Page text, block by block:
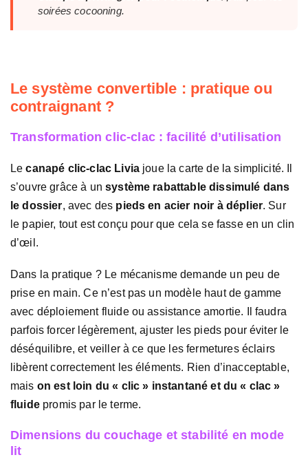
soirées cocooning.
Le système convertible : pratique ou
contraignant ?
Transformation clic-clac : facilité d’utilisation
Lecanapé clic-clac Livia joue la carte de la simplicité. Il
s’ouvre grâce à unsystème rabattable dissimulé dans
le dossier, avec des pieds en acier noir à déplier. Sur
le papier, tout est conçu pour que cela se fasse en un clin
d’œil.
Dans la pratique ? Le mécanisme demande un peu de
prise en main. Ce n’est pas un modèle haut de gamme
avec déploiement fluide ou assistance amortie. Il faudra
parfois forcer légèrement, ajuster les pieds pour éviter le
déséquilibre, et veiller à ce que les fermetures éclairs
libèrent correctement les éléments. Rien d’inacceptable,
mais on est loin du « clic » instantané et du « clac »
fluidepromis par le terme.
Dimensions du couchage et stabilité en mode
lit